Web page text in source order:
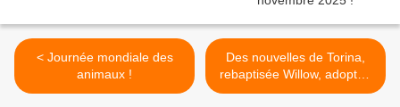
< Journée mondiale des
animaux !
Des nouvelles de Torina,
rebaptisée Willow, adoptée
en octobre 2022 ! >